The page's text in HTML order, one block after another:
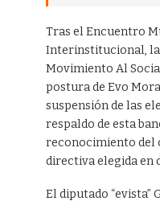
Tras el Encuentro
Interinstitucional, la
Movimiento Al
postura de Evo
suspensión de las
respaldo de esta
reconocimiento del
directiva elegida en
El diputado “evista”